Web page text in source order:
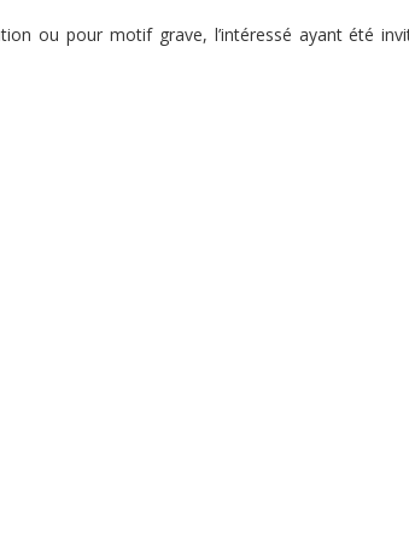
ou pour motif grave, l’intéressé ayant été